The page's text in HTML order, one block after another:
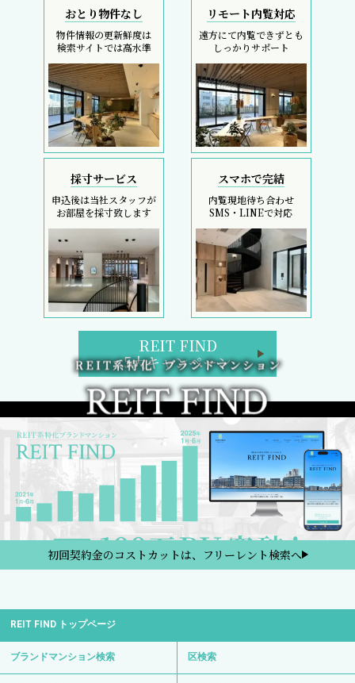
おとり物件なし
物件情報の更新鮮度は
検索サイトでは高水準
リモート内覧対応
遠方にて内覧できずとも
しっかりサポート
採寸サービス
申込後は当社スタッフが
お部屋を採寸致します
スマホで完結
内覧現地待ち合わせ
SMS・LINEで対応
REIT FIND
5大キャンペーン
初回契約金のコストカットは、フリーレント検索へ
REIT FIND トップページ
ブランドマンション検索 区検索